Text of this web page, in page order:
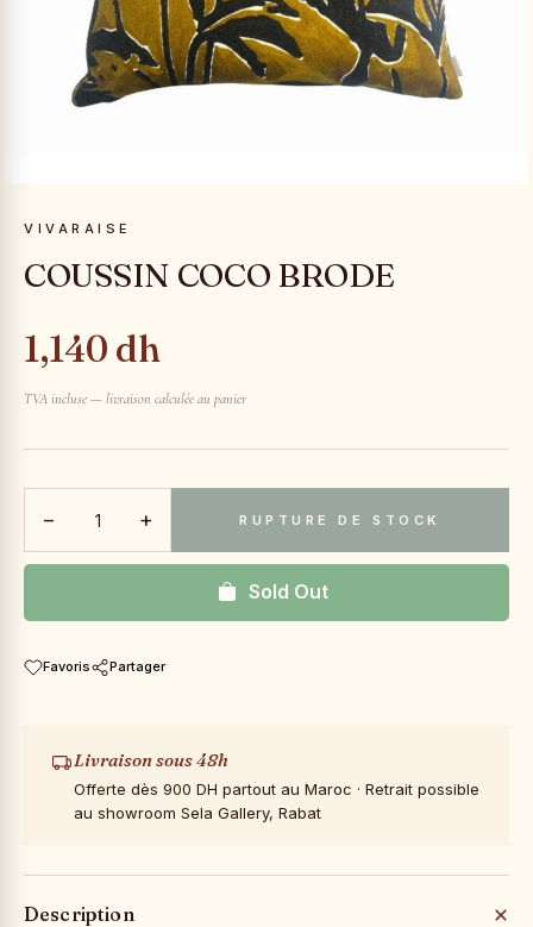
VIVARAISE
COUSSIN COCO BRODE
1,140 dh
TVA incluse — livraison calculée au panier
− + RUPTURE DE STOCK
Sold Out
Favoris Partager
Livraison sous 48h
Offerte dès 900 DH partout au Maroc · Retrait possible
au showroom Sela Gallery, Rabat
Description